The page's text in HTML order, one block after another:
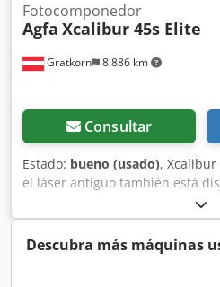
Gratkorn 8.886 km
Fotocomponedor
Agfa Xcalibur 45s Elite
Consultar
Estado: bueno (usado), Xcalibur
el láser antiguo también está
Descubra más máquinas